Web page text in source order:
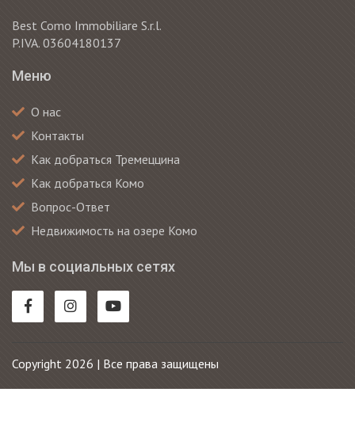
Best Como Immobiliare S.r.l.
P.IVA. 03604180137
Меню
О нас
Контакты
Как добраться Тремеццина
Как добраться Комо
Вопрос-Ответ
Недвижимость на озере Комо
Мы в социальных сетях
Copyright 2026 | Все права защищены